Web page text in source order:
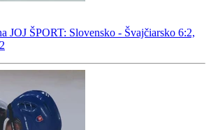
JOJ ŠPORT: Slovensko - Švajčiarsko 6:2,